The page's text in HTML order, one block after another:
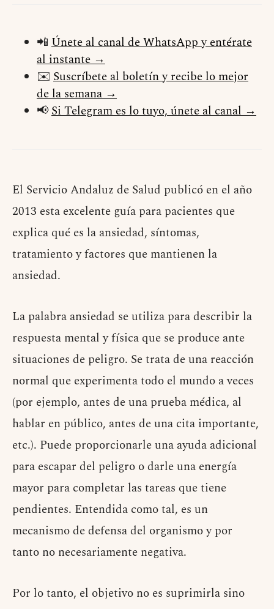
📲 Únete al canal de WhatsApp y entérate
al instante →
✉️ Suscríbete al boletín y recibe lo mejor
de la semana →
📢Si Telegram es lo tuyo, únete al canal →
El Servicio Andaluz de Salud publicó en el año
2013 esta excelente guía para pacientes que
explica qué es la ansiedad, síntomas,
tratamiento y factores que mantienen la
ansiedad.
La palabra ansiedad se utiliza para describir la
respuesta mental y física que se produce ante
situaciones de peligro. Se trata de una reacción
normal que experimenta todo el mundo a veces
(por ejemplo, antes de una prueba médica, al
hablar en público, antes de una cita importante,
etc.). Puede proporcionarle una ayuda adicional
para escapar del peligro o darle una energía
mayor para completar las tareas que tiene
pendientes. Entendida como tal, es un
mecanismo de defensa del organismo y por
tanto no necesariamente negativa.
Por lo tanto, el objetivo no es suprimirla sino